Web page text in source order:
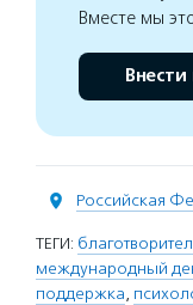
Вместе мы
Внести
Российская
ТЕГИ:
международный
поддержка,